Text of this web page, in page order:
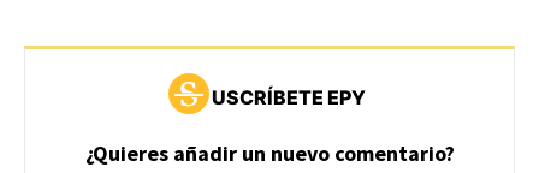
USCRÍBETE EPY
¿Quieres añadir un nuevo comentario?